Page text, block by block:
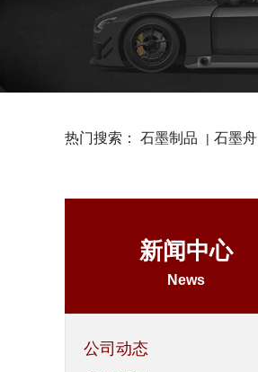
热门搜索： 石墨制品 | 石墨舟
新闻中心
News
公司动态